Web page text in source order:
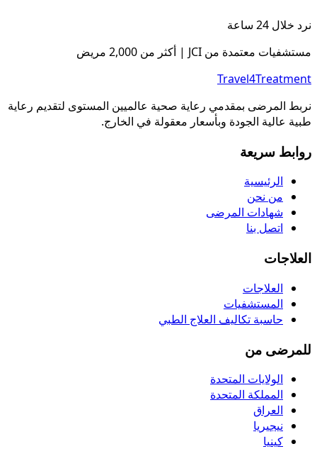
نرد خلال 24 ساعة
مستشفيات معتمدة من JCI | أكثر من 2,000 مريض
Travel4Treatment
نربط المرضى بمقدمي رعاية صحية عالميين المستوى لتقديم رعاية
طبية عالية الجودة وبأسعار معقولة في الخارج.
روابط سريعة
الرئيسية
من نحن
شهادات المرضى
اتصل بنا
العلاجات
العلاجات
المستشفيات
حاسبة تكاليف العلاج الطبي
للمرضى من
الولايات المتحدة
المملكة المتحدة
العراق
نيجيريا
كينيا